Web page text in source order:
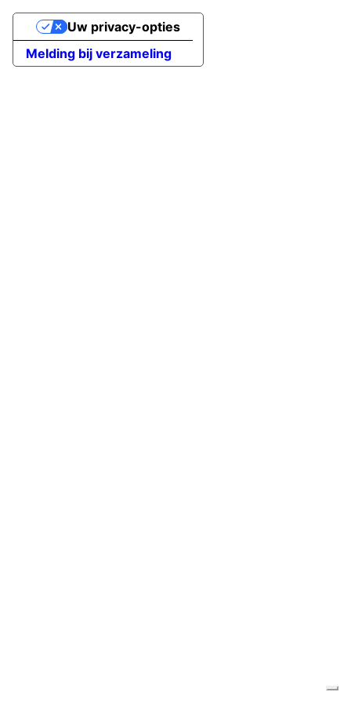
Melding bij verzameling
Uw privacy-opties